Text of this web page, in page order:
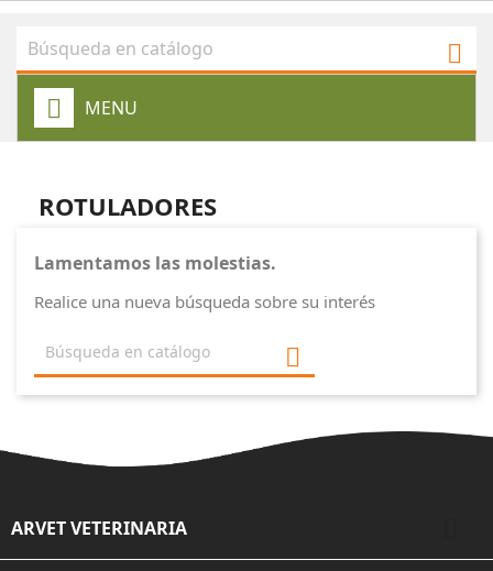

MENU
ROTULADORES
Lamentamos las molestias.
Realice una nueva búsqueda sobre su interés

ARVET VETERINARIA